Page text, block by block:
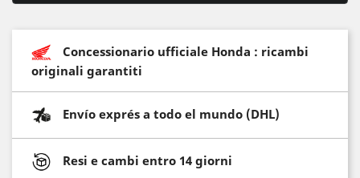
Concessionario ufficiale Honda : ricambi
originali garantiti
Envío exprés a todo el mundo (DHL)
Resi e cambi entro 14 giorni